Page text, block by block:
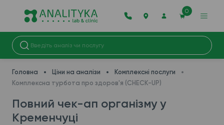
0
Головна Ціни на аналізи
Комплексні послуги
Комплексна турбота про здоров'я (CHECK-UP)
Повний чек-ап організму у
Кременчуці